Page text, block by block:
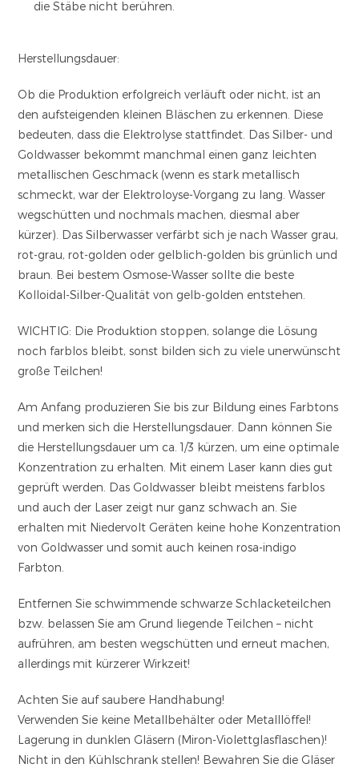
die Stäbe nicht berühren.
Herstellungsdauer:
Ob die Produktion erfolgreich verläuft oder nicht, ist an
den aufsteigenden kleinen Bläschen zu erkennen. Diese
bedeuten, dass die Elektrolyse stattfindet. Das Silber- und
Goldwasser bekommt manchmal einen ganz leichten
metallischen Geschmack (wenn es stark metallisch
schmeckt, war der Elektroloyse-Vorgang zu lang. Wasser
wegschütten und nochmals machen, diesmal aber
kürzer). Das Silberwasser verfärbt sich je nach Wasser grau,
rot-grau, rot-golden oder gelblich-golden bis grünlich und
braun. Bei bestem Osmose-Wasser sollte die beste
Kolloidal-Silber-Qualität von gelb-golden entstehen.
WICHTIG: Die Produktion stoppen, solange die Lösung
noch farblos bleibt, sonst bilden sich zu viele unerwünscht
große Teilchen!
Am Anfang produzieren Sie bis zur Bildung eines Farbtons
und merken sich die Herstellungsdauer. Dann können Sie
die Herstellungsdauer um ca. 1/3 kürzen, um eine optimale
Konzentration zu erhalten. Mit einem Laser kann dies gut
geprüft werden. Das Goldwasser bleibt meistens farblos
und auch der Laser zeigt nur ganz schwach an. Sie
erhalten mit Niedervolt Geräten keine hohe Konzentration
von Goldwasser und somit auch keinen rosa-indigo
Farbton.
Entfernen Sie schwimmende schwarze Schlacketeilchen
bzw. belassen Sie am Grund liegende Teilchen – nicht
aufrühren, am besten wegschütten und erneut machen,
allerdings mit kürzerer Wirkzeit!
Achten Sie auf saubere Handhabung!
Verwenden Sie keine Metallbehälter oder Metalllöffel!
Lagerung in dunklen Gläsern (Miron-Violettglasflaschen)!
Nicht in den Kühlschrank stellen! Bewahren Sie die Gläser